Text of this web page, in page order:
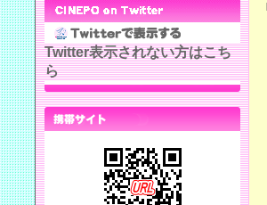
Twitter表示されない方はこち
ら